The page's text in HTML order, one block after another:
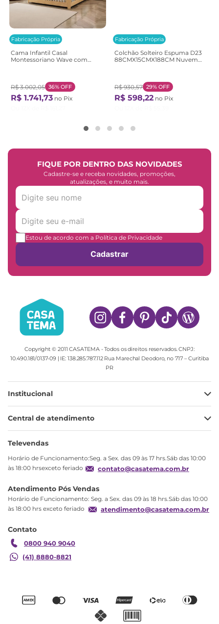
Fabricação Própria
Cama Infantil Casal
Montessoriano Wave com
Natural/Branco
R$ 3.002,05 36% OFF
R$ 1.741,73 no Pix
Fabricação Própria
Colchão Solteiro Espuma D23
88CMX15CMX188CM Nuvem
R$ 930,57 29% OFF
R$ 598,22 no Pix
FIQUE POR DENTRO DAS NOVIDADES
Cadastre-se e receba novidades, promoções,
atualizações, e muito mais.
Estou de acordo com a Política de Privacidade
Cadastrar
Copyright © 2011 CASATEMA - Todos os direitos reservados. CNPJ:
10.490.181/0137-09 | IE: 138.285.787.112 Rua Marechal Deodoro, no 717 – Curitiba
PR
Institucional
Minha Conta
Meus pedidos
Troca
Garantia
Central de atendimento
Ajuda
Televendas
Horário de Funcionamento:Seg. a Sex. das 09 às 17 hrs.Sáb das 10:00
às 18:00 hrsexceto feriado
contato@casatema.com.br
Atendimento Pós Vendas
Horário de Funcionamento: Seg. a Sex. das 09 às 18 hrs.Sáb das 10:00
às 18:00 hrs exceto feriado
atendimento@casatema.com.br
Contato
0800 940 9040
(41) 8880-8821